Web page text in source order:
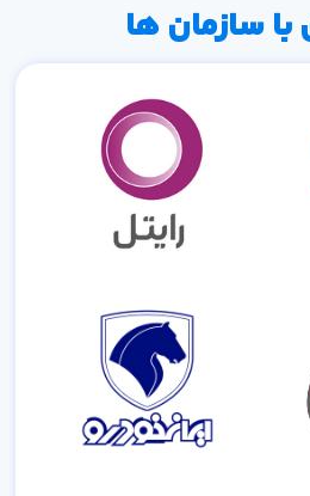
سازمان ها